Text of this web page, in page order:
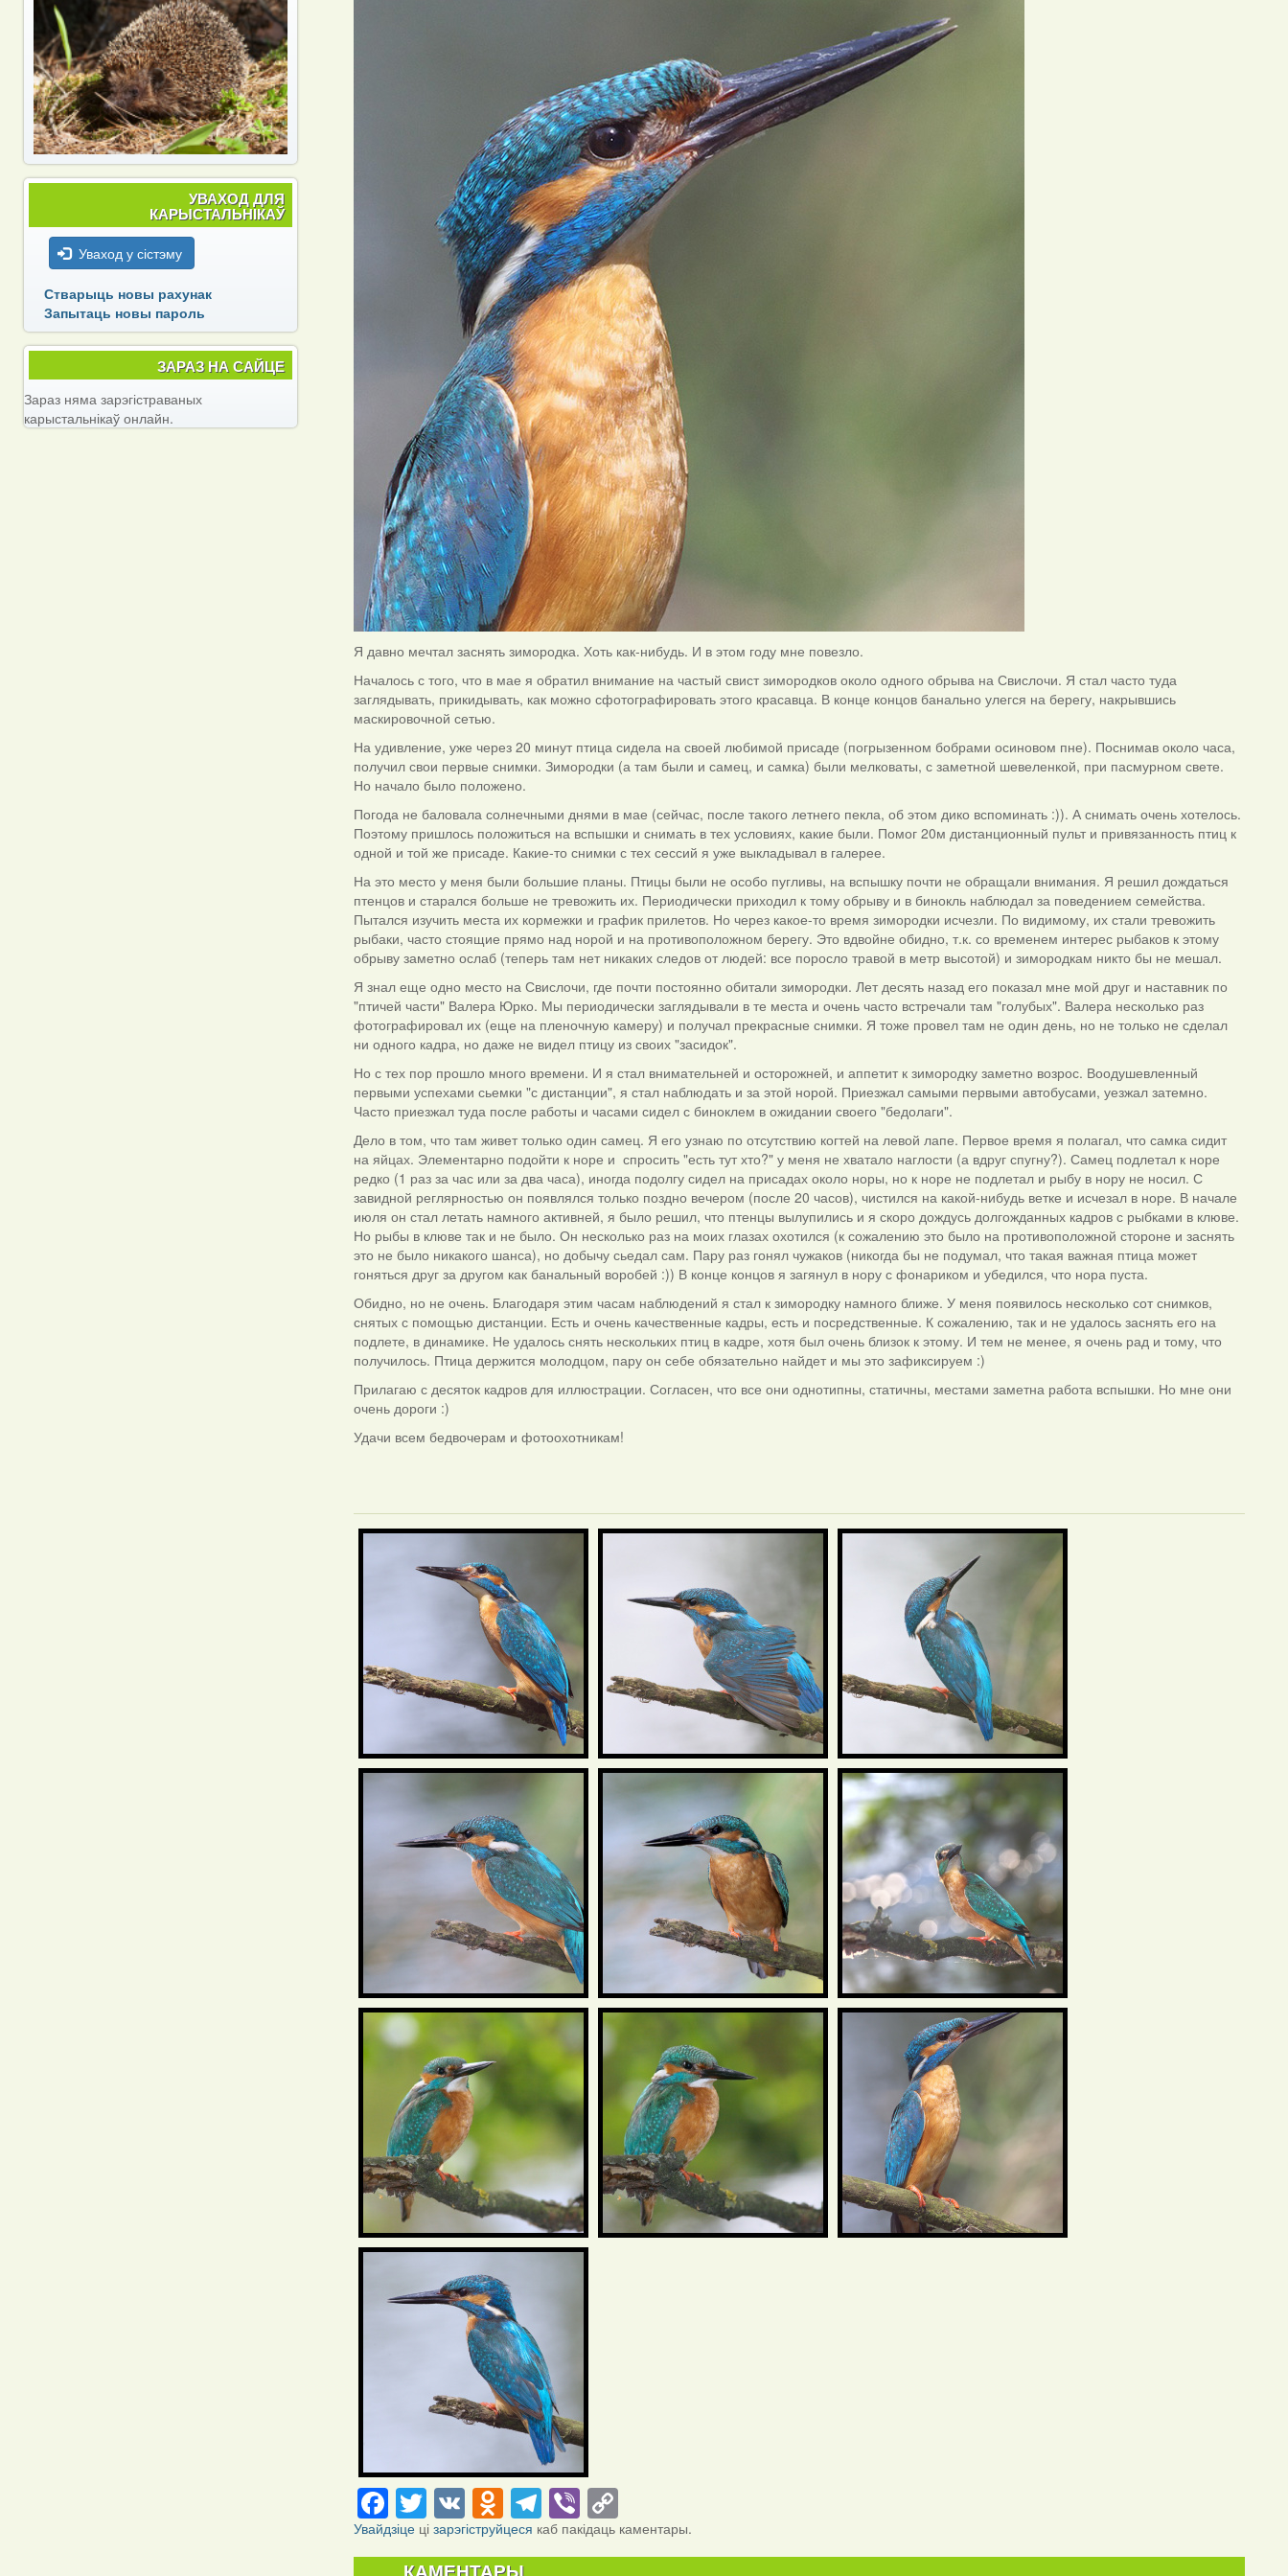
Я давно мечтал заснять зимородка. Хоть как-нибудь. И в этом году мне повезло.
Началось с того, что в мае я обратил внимание на частый свист зимородков около одного обрыва на Свислочи. Я стал часто туда
заглядывать, прикидывать, как можно сфотографировать этого красавца. В конце концов банально улегся на берегу, накрывшись
маскировочной сетью.
На удивление, уже через 20 минут птица сидела на своей любимой присаде (погрызенном бобрами осиновом пне). Поснимав около часа,
получил свои первые снимки. Зимородки (а там были и самец, и самка) были мелковаты, с заметной шевеленкой, при пасмурном свете.
Но начало было положено.
Погода не баловала солнечными днями в мае (сейчас, после такого летнего пекла, об этом дико вспоминать :)). А снимать очень хотелось.
Поэтому пришлось положиться на вспышки и снимать в тех условиях, какие были. Помог 20м дистанционный пульт и привязанность птиц к
одной и той же присаде. Какие-то снимки с тех сессий я уже выкладывал в галерее.
На это место у меня были большие планы. Птицы были не особо пугливы, на вспышку почти не обращали внимания. Я решил дождаться
птенцов и старался больше не тревожить их. Периодически приходил к тому обрыву и в бинокль наблюдал за поведением семейства.
Пытался изучить места их кормежки и график прилетов. Но через какое-то время зимородки исчезли. По видимому, их стали тревожить
рыбаки, часто стоящие прямо над норой и на противоположном берегу. Это вдвойне обидно, т.к. со временем интерес рыбаков к этому
обрыву заметно ослаб (теперь там нет никаких следов от людей: все поросло травой в метр высотой) и зимородкам никто бы не мешал.
Я знал еще одно место на Свислочи, где почти постоянно обитали зимородки. Лет десять назад его показал мне мой друг и наставник по
"птичей части" Валера Юрко. Мы периодически заглядывали в те места и очень часто встречали там "голубых". Валера несколько раз
фотографировал их (еще на пленочную камеру) и получал прекрасные снимки. Я тоже провел там не один день, но не только не сделал
ни одного кадра, но даже не видел птицу из своих "засидок".
Но с тех пор прошло много времени. И я стал внимательней и осторожней, и аппетит к зимородку заметно возрос. Воодушевленный
первыми успехами сьемки "с дистанции", я стал наблюдать и за этой норой. Приезжал самыми первыми автобусами, уезжал затемно.
Часто приезжал туда после работы и часами сидел с биноклем в ожидании своего "бедолаги".
Дело в том, что там живет только один самец. Я его узнаю по отсутствию когтей на левой лапе. Первое время я полагал, что самка сидит
на яйцах. Элементарно подойти к норе и спросить "есть тут хто?" у меня не хватало наглости (а вдруг спугну?). Самец подлетал к норе
редко (1 раз за час или за два часа), иногда подолгу сидел на присадах около норы, но к норе не подлетал и рыбу в нору не носил. С
завидной реглярностью он появлялся только поздно вечером (после 20 часов), чистился на какой-нибудь ветке и исчезал в норе. В начале
июля он стал летать намного активней, я было решил, что птенцы вылупились и я скоро дождусь долгожданных кадров с рыбками в клюве.
Но рыбы в клюве так и не было. Он несколько раз на моих глазах охотился (к сожалению это было на противоположной стороне и заснять
это не было никакого шанса), но добычу сьедал сам. Пару раз гонял чужаков (никогда бы не подумал, что такая важная птица может
гоняться друг за другом как банальный воробей :)) В конце концов я загянул в нору с фонариком и убедился, что нора пуста.
Обидно, но не очень. Благодаря этим часам наблюдений я стал к зимородку намного ближе. У меня появилось несколько сот снимков,
снятых с помощью дистанции. Есть и очень качественные кадры, есть и посредственные. К сожалению, так и не удалось заснять его на
подлете, в динамике. Не удалось снять нескольких птиц в кадре, хотя был очень близок к этому. И тем не менее, я очень рад и тому, что
получилось. Птица держится молодцом, пару он себе обязательно найдет и мы это зафиксируем :)
Прилагаю с десяток кадров для иллюстрации. Согласен, что все они однотипны, статичны, местами заметна работа вспышки. Но мне они
очень дороги :)
Удачи всем бедвочерам и фотоохотникам!
Фотаздымкі
Facebook
Twitter
VKOdnoklassniki
Telegram
Viber
Link
Увайдзіце цізарэгіструйцеся каб пакідаць каментары.
КАМЕНТАРЫ
УВАХОД ДЛЯ
КАРЫСТАЛЬНІКАЎ
Уваход у сістэму
Стварыць новы рахунак
Запытаць новы пароль
ЗАРАЗ НА САЙЦЕ
Зараз няма зарэгістраваных
карыстальнікаў онлайн.